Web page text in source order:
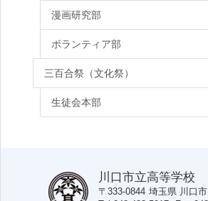
漫画研究部
ボランティア部
三百合祭（文化祭）
生徒会本部
川口市立高等学校
〒333-0844 埼玉県 川口市